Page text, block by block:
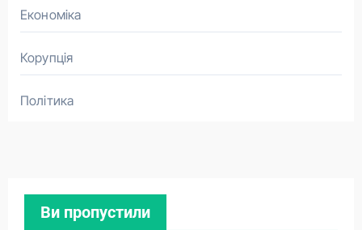
Економіка
Корупція
Політика
Ви пропустили